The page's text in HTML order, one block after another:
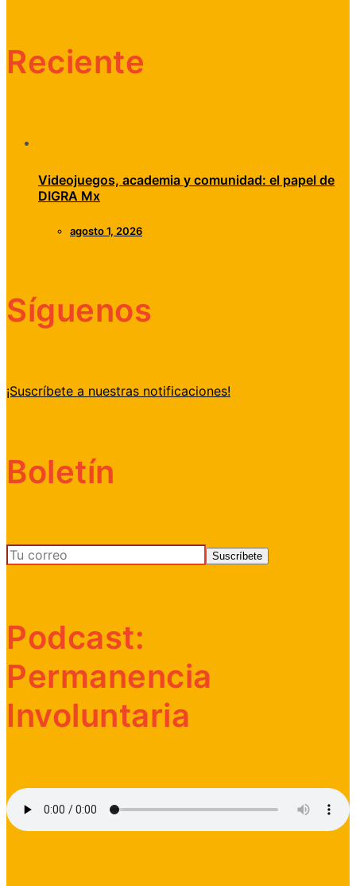
Reciente
Videojuegos, academia y comunidad: el papel de
DIGRA Mx
agosto 1, 2026
Síguenos
¡Suscríbete a nuestras notificaciones!
Boletín
Podcast:
Permanencia
Involuntaria